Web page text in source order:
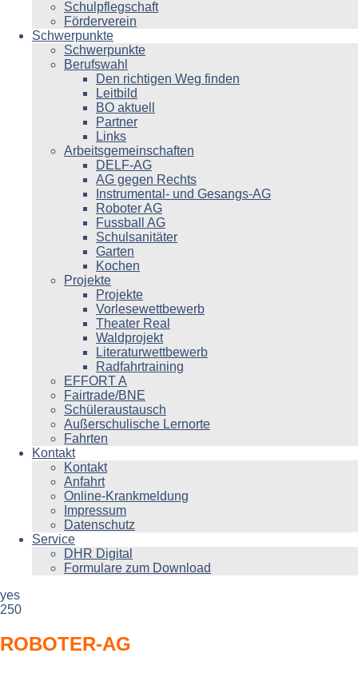
Schulpflegschaft
Förderverein
Schwerpunkte
Schwerpunkte
Berufswahl
Den richtigen Weg finden
Leitbild
BO aktuell
Partner
Links
Arbeitsgemeinschaften
DELF-AG
AG gegen Rechts
Instrumental- und Gesangs-AG
Roboter AG
Fussball AG
Schulsanitäter
Garten
Kochen
Projekte
Projekte
Vorlesewettbewerb
Theater Real
Waldprojekt
Literaturwettbewerb
Radfahrtraining
EFFORT A
Fairtrade/BNE
Schüleraustausch
Außerschulische Lernorte
Fahrten
Kontakt
Kontakt
Anfahrt
Online-Krankmeldung
Impressum
Datenschutz
Service
DHR Digital
Formulare zum Download
yes
250
ROBOTER-AG